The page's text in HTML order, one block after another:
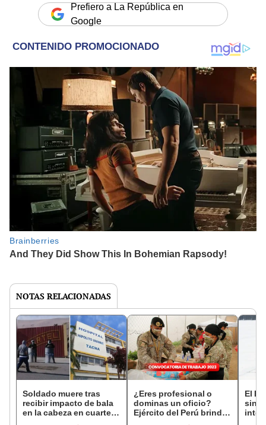
Prefiero a La República en
Google
NOTAS RELACIONADAS
Soldado muere tras
recibir impacto de bala
en la cabeza en cuartel
¿Eres profesional o
dominas un oficio?
Ejército del Perú brinda
El
sin